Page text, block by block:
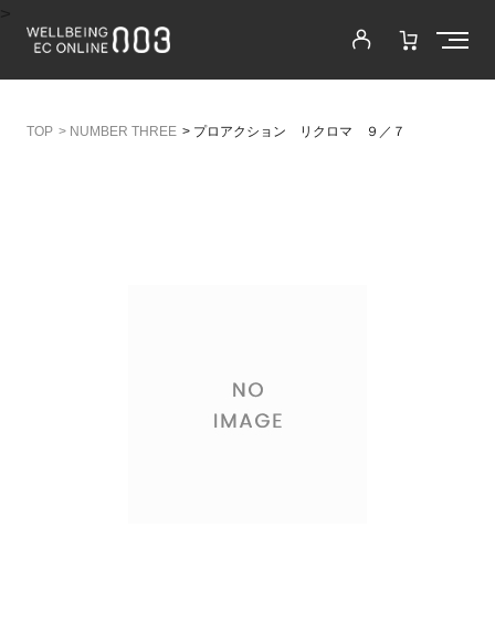
> NUMBER THREE > プロアクション リクロマ ９／７